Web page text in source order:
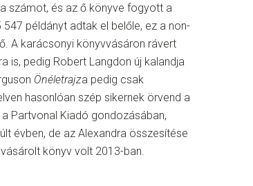
számot, és az ő könyve fogyott a
példányt adtak el belőle, ez a non-
A karácsonyi könyvvásáron rávert
ra is, pedig Robert Langdon új kalandja
Önéletrajza pedig csak
hasonlóan szép sikernek örvend a
Partvonal Kiadó gondozásában,
évben, de az Alexandra összesítése
könyv volt 2013-ban.